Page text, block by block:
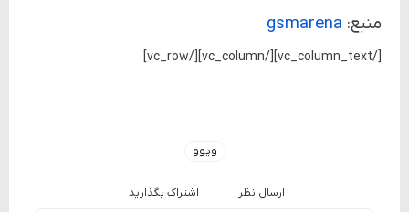
منبع: gsmarena
[/vc_column_text][/vc_column][/vc_row]
ویوو
ارسال نظر اشتراک بگذارید